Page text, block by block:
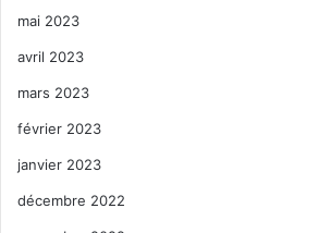
mai 2023
avril 2023
mars 2023
février 2023
janvier 2023
décembre 2022